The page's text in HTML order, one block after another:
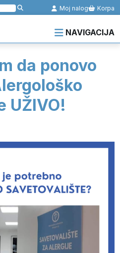
Moj nalog Korpa
NAVIGACIJA
da ponovo
UŽIVO!